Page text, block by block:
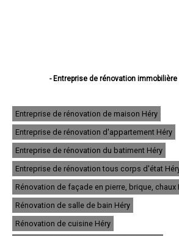
- Entreprise de rénovation immobilière
- Entreprise de rénovation immobilière
- Entreprise de rénovation immobilière à La
- Entreprise de rénovation immobilière à
- Entreprise de rénovation immobilière à
- Entreprise de rénovation immobilière
- Entreprise de rénovation immobilière à
- Entreprise de rénovation immobilière à
- Entreprise de rénovation immobilière
- Entreprise de rénovation immobilière à
- Entreprise de rénovation immobilière à
- Entreprise de rénovation immobilière à
- Entreprise de rénovation immobilière à
Entreprise de rénovation de maison Héry
Entreprise de rénovation d'appartement Héry
Entreprise de rénovation du batiment Héry
Entreprise de rénovation tous corps d'état
Rénovation de façade en pierre, brique, chaux
Rénovation de salle de bain Héry
Rénovation de cuisine Héry